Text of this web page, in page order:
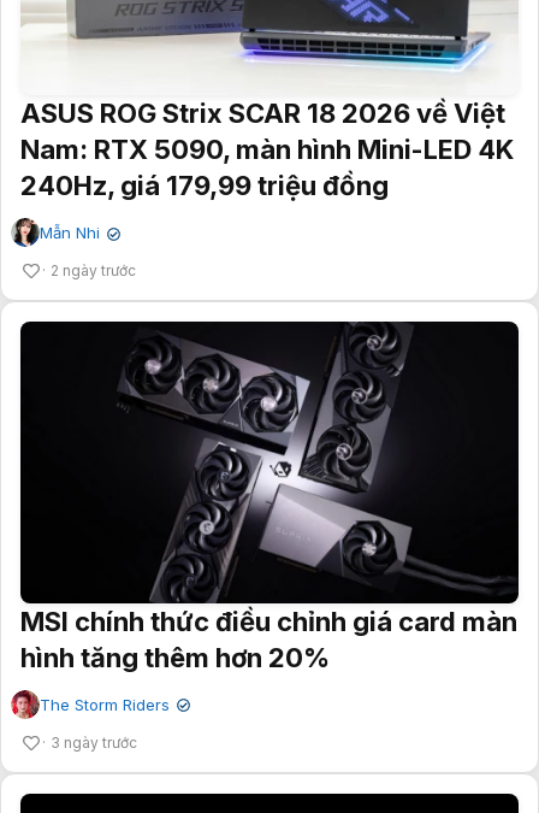
ASUS ROG Strix SCAR 18 2026 về Việt
Nam: RTX 5090, màn hình Mini-LED 4K
240Hz, giá 179,99 triệu đồng
Mẫn Nhi ✔
2 ngày trước
MSI chính thức điều chỉnh giá card màn
hình tăng thêm hơn 20%
The Storm Riders ✔
3 ngày trước